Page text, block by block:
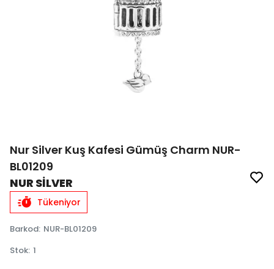
Nur Silver Kuş Kafesi Gümüş Charm NUR-
BL01209
NUR SİLVER
Tükeniyor
Barkod: NUR-BL01209
Stok: 1